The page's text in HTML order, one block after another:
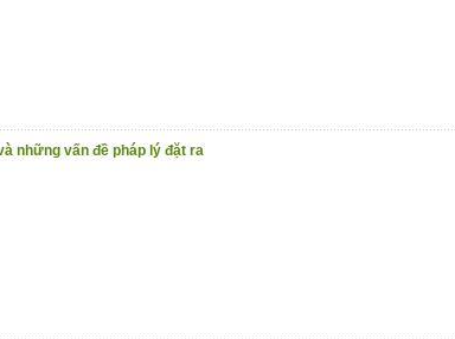
những vấn đề pháp lý đặt ra